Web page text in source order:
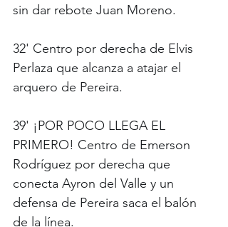
sin dar rebote Juan Moreno.
32' Centro por derecha de Elvis
Perlaza que alcanza a atajar el
arquero de Pereira.
39' ¡POR POCO LLEGA EL
PRIMERO! Centro de Emerson
Rodríguez por derecha que
conecta Ayron del Valle y un
defensa de Pereira saca el balón
de la línea.